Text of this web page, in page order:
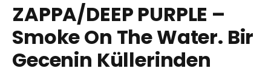
ZAPPA/DEEP PURPLE –
Smoke On The Water. Bir
Gecenin Küllerinden